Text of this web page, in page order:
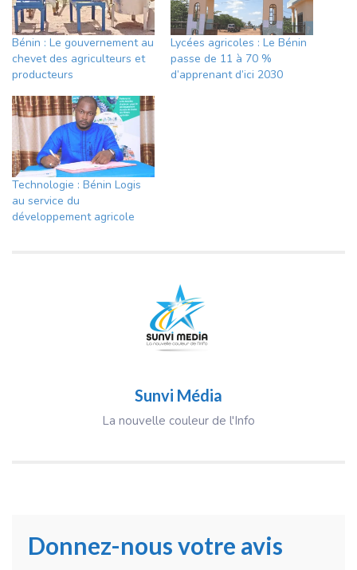
Bénin : Le gouvernement au
chevet des agriculteurs et
producteurs
Lycées agricoles : Le Bénin
passe de 11 à 70 %
d’apprenant d’ici 2030
Technologie : Bénin Logis
au service du
développement agricole
Sunvi Média
La nouvelle couleur de l'Info
Donnez-nous votre avis